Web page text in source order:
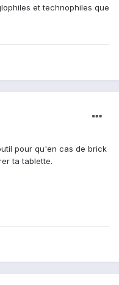
et technophiles que
pour qu'en cas de brick
ta tablette.